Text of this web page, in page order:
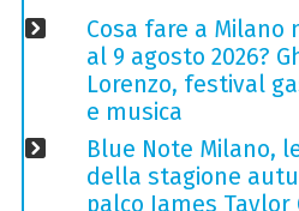
Cosa fare a Milano
al 9 agosto 2026?
Lorenzo, festival
e musica
Blue Note Milano,
della stagione
palco James